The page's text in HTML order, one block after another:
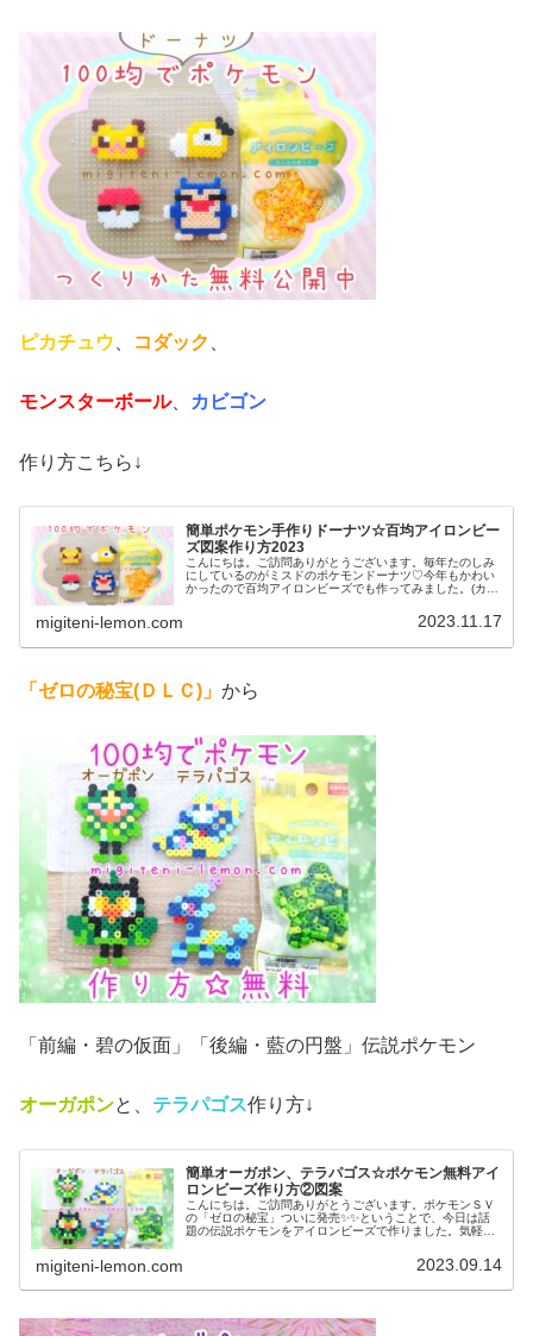
ピカチュウ コダック
モンスターボール、 カビゴン
作り方こちら↓
簡単ポケモン手作りドーナツ☆百均アイロンビー
ズ図案作り方2023
こんにちは。ご訪問ありがとうございます。毎年たのしみ
にしているのがミスドのポケモンドーナツ♡今年もかわい
かったので百均アイロンビーズでも作ってみました。(カビ
migiteni-lemon.com 2023.11.17
「ゼロの秘宝(ＤＬＣ)」 から
「前編・碧の仮面」「後編・藍の円盤」伝説ポケモン
オーガポンと、 テラパゴス作り方↓
簡単オーガポン、テラパゴス☆ポケモン無料アイ
ロンビーズ作り方②図案
こんにちは。ご訪問ありがとうございます。ポケモンＳＶ
の「ゼロの秘宝」ついに発売✨✨ということで、今日は話
題の伝説ポケモンをアイロンビーズで作りました。気軽に
migiteni-lemon.com 2023.09.14